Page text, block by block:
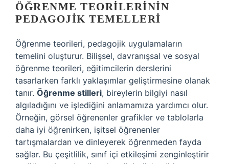
ÖĞRENME TEORILERININ
PEDAGOJIK TEMELLERI
Öğrenme teorileri, pedagojik uygulamaların
temelini oluşturur. Bilişsel, davranışsal ve sosyal
öğrenme teorileri, eğitimcilerin derslerini
tasarlarken farklı yaklaşımlar geliştirmesine olanak
tanır. Öğrenme stilleri, bireylerin bilgiyi nasıl
algıladığını ve işlediğini anlamamıza yardımcı olur.
Örneğin, görsel öğrenenler grafikler ve tablolarla
daha iyi öğrenirken, işitsel öğrenenler
tartışmalardan ve dinleyerek öğrenmeden fayda
sağlar. Bu çeşitlilik, sınıf içi etkileşimi zenginleştirir